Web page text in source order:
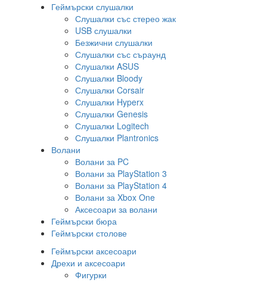
Геймърски слушалки
Слушалки със стерео жак
USB слушалки
Безжични слушалки
Слушалки със съраунд
Слушалки ASUS
Слушалки Bloody
Слушалки Corsair
Слушалки Hyperx
Слушалки Genesis
Слушалки Logitech
Слушалки Plantronics
Волани
Волани за PC
Волани за PlayStation 3
Волани за PlayStation 4
Волани за Xbox One
Аксесоари за волани
Геймърски бюра
Геймърски столове
Геймърски аксесоари
Дрехи и аксесоари
Фигурки